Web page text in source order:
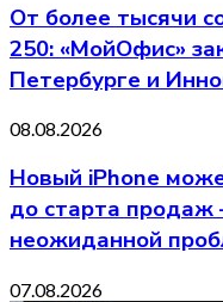
От более тысячи
250: «МойОфис»
Петербурге и
08.08.2026
Новый iPhone
до старта продаж
неожиданной
07.08.2026